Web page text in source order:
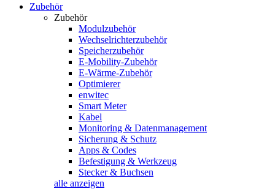
Zubehör
Zubehör
Modulzubehör
Wechselrichterzubehör
Speicherzubehör
E-Mobility-Zubehör
E-Wärme-Zubehör
Optimierer
enwitec
Smart Meter
Kabel
Monitoring & Datenmanagement
Sicherung & Schutz
Apps & Codes
Befestigung & Werkzeug
Stecker & Buchsen
alle anzeigen